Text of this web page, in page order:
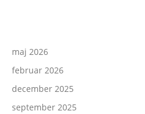
maj 2026
februar 2026
december 2025
september 2025